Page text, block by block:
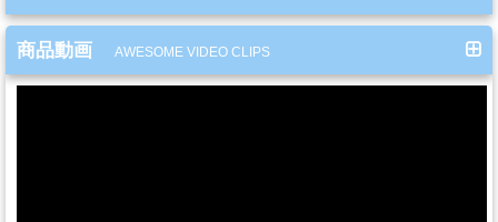
エ
ア
商品動画 AWESOME VIDEO CLIPS